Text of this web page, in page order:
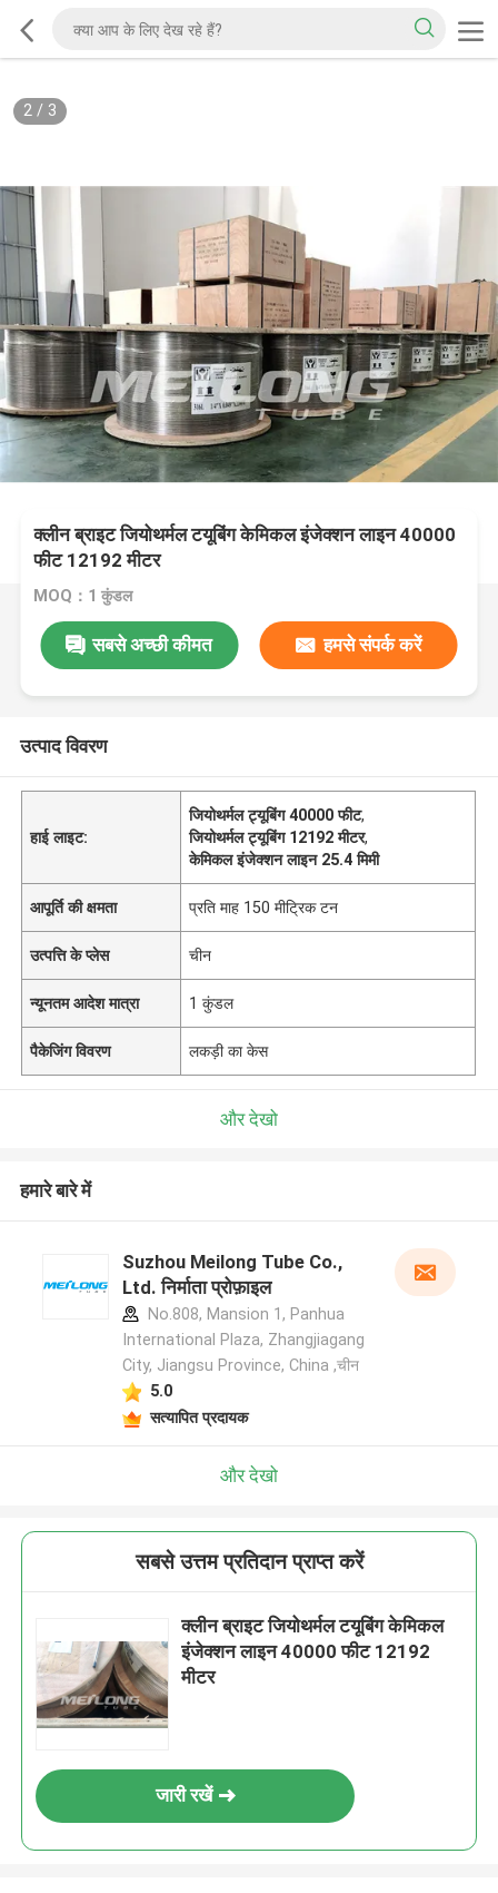
2/ 3
क्लीन ब्राइट जियोथर्मल टयूबिंग केमिकल इंजेक्शन लाइन 40000
फीट 12192 मीटर
MOQ：1 कुंडल
सबसे अच्छी कीमत हमसे संपर्क करें
उत्पाद विवरण
हाई लाइट:
जियोथर्मल ट्यूबिंग 40000 फीट,
जियोथर्मल ट्यूबिंग 12192 मीटर,
केमिकल इंजेक्शन लाइन 25.4 मिमी
आपूर्ति की क्षमता प्रति माह 150 मीट्रिक टन
उत्पत्ति के प्लेस चीन
न्यूनतम आदेश मात्रा 1 कुंडल
पैकेजिंग विवरण लकड़ी का केस
और देखो
हमारे बारे में
Suzhou Meilong Tube Co.,
Ltd. निर्माता प्रोफ़ाइल
No.808, Mansion 1, Panhua
International Plaza, Zhangjiagang
City, Jiangsu Province, China ,चीन
5.0
सत्यापित प्रदायक
और देखो
सबसे उत्तम प्रतिदान प्राप्त करें
क्लीन ब्राइट जियोथर्मल टयूबिंग केमिकल
इंजेक्शन लाइन 40000 फीट 12192
मीटर
जारी रखें